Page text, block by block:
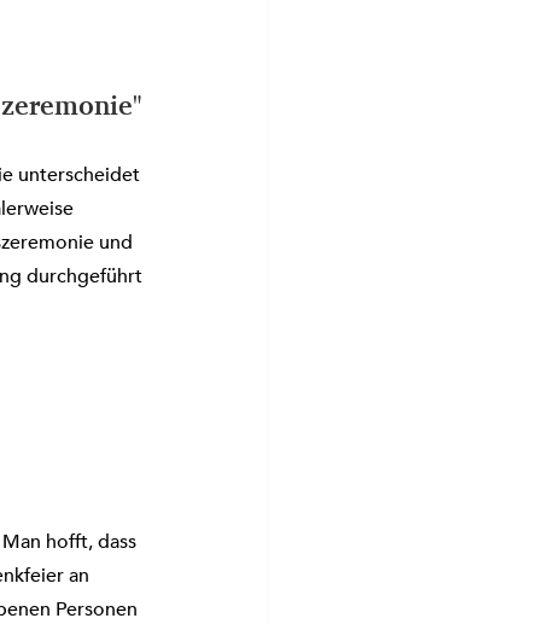
unterscheidet
und
durchgeführt
hofft, dass
an
Personen